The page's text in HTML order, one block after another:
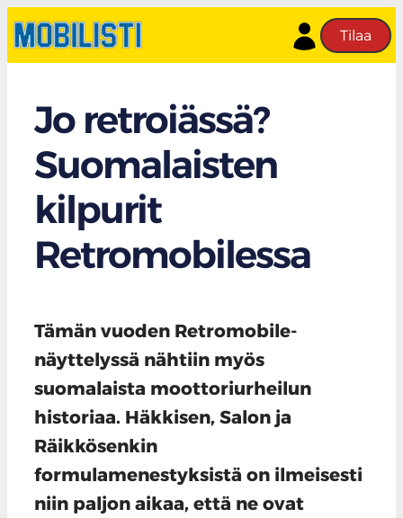
Tilaa
Jo retroiässä?
Suomalaisten
kilpurit
Retromobilessa
Tämän vuoden Retromobile-
näyttelyssä nähtiin myös
suomalaista moottoriurheilun
historiaa. Häkkisen, Salon ja
Räikkösenkin
formulamenestyksistä on ilmeisesti
niin paljon aikaa, että ne ovat